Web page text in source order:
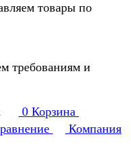
товары по
требованиям и
0 Корзина
Компания